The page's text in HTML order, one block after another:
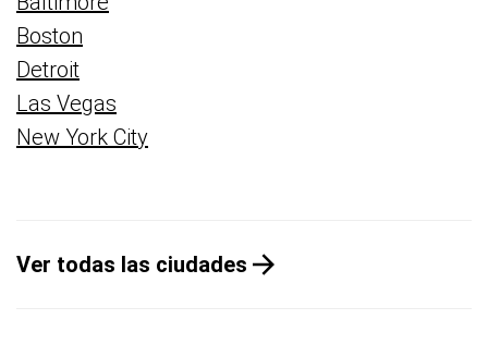
Boston
Detroit
Las Vegas
New York City
Ver todas las ciudades